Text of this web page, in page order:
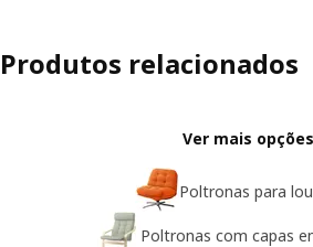
Produtos relacionados
Ver mais opções
Poltronas para
Poltronas com capas